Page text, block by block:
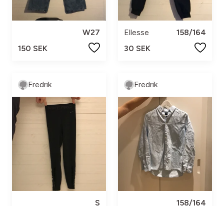
W27
150 SEK
Ellesse
158/164
30 SEK
Fredrik
S
Fredrik
158/164